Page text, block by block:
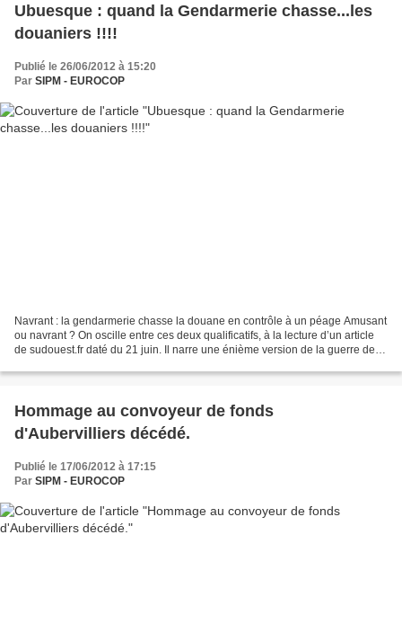
Ubuesque : quand la Gendarmerie chasse...les
douaniers !!!!
Publié le 26/06/2012 à 15:20
Par SIPM - EUROCOP
Navrant : la gendarmerie chasse la douane en contrôle à un péage Amusant
ou navrant ? On oscille entre ces deux qualificatifs, à la lecture d’un article
de sudouest.fr daté du 21 juin. Il narre une énième version de la guerre des
Hommage au convoyeur de fonds
d'Aubervilliers décédé.
Publié le 17/06/2012 à 17:15
Par SIPM - EUROCOP